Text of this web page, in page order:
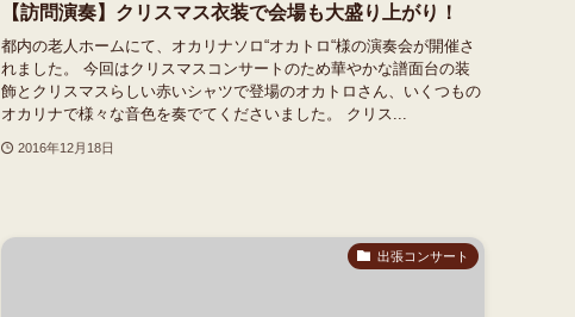
【訪問演奏】クリスマス衣装で会場も大盛り上がり！
都内の老人ホームにて、オカリナソロ“オカトロ“様の演奏会が開催さ
れました。 今回はクリスマスコンサートのため華やかな譜面台の装
飾とクリスマスらしい赤いシャツで登場のオカトロさん、いくつもの
オカリナで様々な音色を奏でてくださいました。 クリス...
2016年12月18日
出張コンサート